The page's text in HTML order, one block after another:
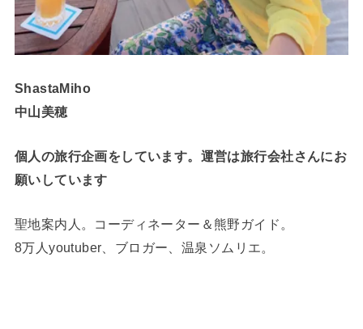
ShastaMiho
中山美穂
個人の旅行企画をしています。運営は旅行会社さんにお
願いしています
聖地案内人。コーディネーター＆熊野ガイド。
8万人youtuber、ブロガー、温泉ソムリエ。